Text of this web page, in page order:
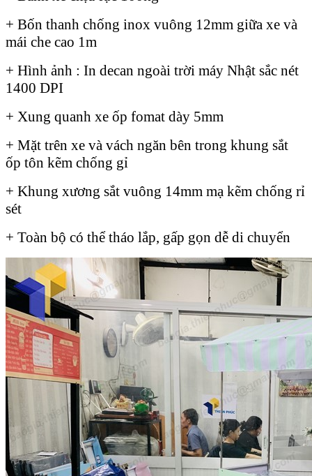
+ Bốn thanh chống inox vuông 12mm giữa xe và
mái che cao 1m
+ Hình ảnh : In decan ngoài trời máy Nhật sắc nét
1400 DPI
+ Xung quanh xe ốp fomat dày 5mm
+ Mặt trên xe và vách ngăn bên trong khung sắt
ốp tôn kẽm chống gỉ
+ Khung xương sắt vuông 14mm mạ kẽm chống rỉ
sét
+ Toàn bộ có thể tháo lắp, gấp gọn dễ di chuyển